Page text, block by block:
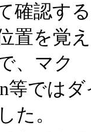
確認す
置を覚
、マク
等では
た。